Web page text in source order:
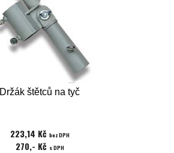
Držák štětců na tyč
223,14 Kč bez DPH
270,- Kč s DPH